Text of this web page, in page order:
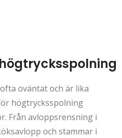
oväntat och är lika
högtrycksspolning
Från avloppsrensning i
och stammar i